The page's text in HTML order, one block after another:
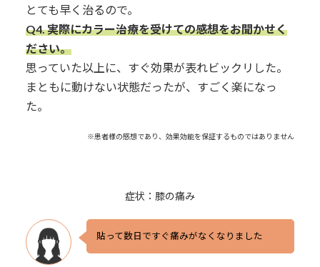
とても早く治るので。
Q4. 実際にカラー治療を受けての感想をお聞かせく
ださい。
思っていた以上に、すぐ効果が表れビックリした。
まともに動けない状態だったが、すごく楽になっ
た。
※患者様の感想であり、効果効能を保証するものではありません
症状：膝の痛み
貼って数日ですぐ痛みがなくなりました